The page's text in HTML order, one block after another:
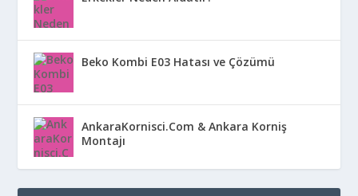
Beko Kombi E03 Hatası ve Çözümü
AnkaraKornisci.Com & Ankara Korniş
Montajı